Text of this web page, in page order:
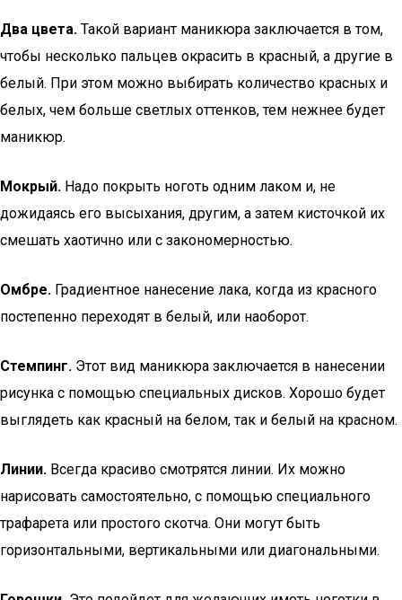
Два цвета. Такой вариант маникюра заключается в том,
чтобы несколько пальцев окрасить в красный, а другие в
белый. При этом можно выбирать количество красных и
белых, чем больше светлых оттенков, тем нежнее будет
маникюр.
Мокрый. Надо покрыть ноготь одним лаком и, не
дожидаясь его высыхания, другим, а затем кисточкой их
смешать хаотично или с закономерностью.
Омбре. Градиентное нанесение лака, когда из красного
постепенно переходят в белый, или наоборот.
Стемпинг. Этот вид маникюра заключается в нанесении
рисунка с помощью специальных дисков. Хорошо будет
выглядеть как красный на белом, так и белый на красном.
Линии. Всегда красиво смотрятся линии. Их можно
нарисовать самостоятельно, с помощью специального
трафарета или простого скотча. Они могут быть
горизонтальными, вертикальными или диагональными.